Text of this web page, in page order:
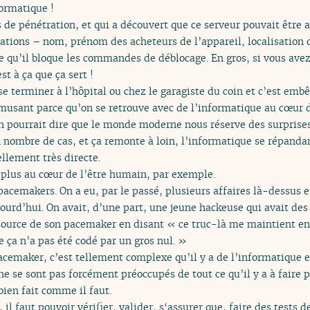
!
de pénétration, et qui a découvert que ce serveur pouvait être
– nom, prénom des acheteurs de l’appareil, localisation
bloque les commandes de déblocage. En gros, si vous
à ça que ça sert !
terminer à l’hôpital ou chez le garagiste du coin et c’est
parce qu’on se retrouve avec de l’informatique au cœur
pourrait dire que le monde moderne nous réserve des
de cas, et ça remonte à loin, l’informatique se
très directe.
au cœur de l’être humain, par exemple.
On a eu, par le passé, plusieurs affaires là-dessus
On avait, d’une part, une jeune hackeuse qui avait
de son pacemaker en disant « ce truc-là me maintient
ça n’a pas été codé par un gros nul. »
c’est tellement complexe qu’il y a de
se sont pas forcément préoccupés de tout ce qu’il y a à faire
fait comme il faut.
il faut pouvoir vérifier, valider, s‘assurer que, faire des tests